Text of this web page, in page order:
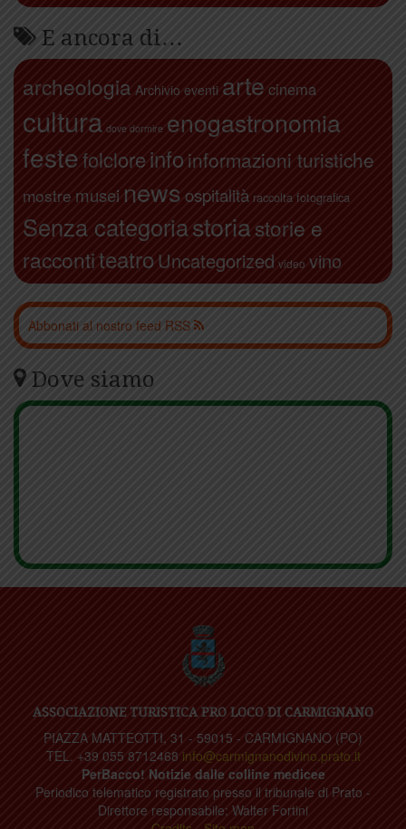
E ancora di…
archeologia Archivio eventi arte cinema
cultura dove dormire enogastronomia
festefolcloreinfo informazioni turistiche
mostre musei news ospitalità raccolta fotografica
Senza categoriastoriastorie e
raccontiteatro Uncategorized video vino
Abbonati al nostro feed RSS
Dove siamo
ASSOCIAZIONE TURISTICA PRO LOCO DI CARMIGNANO
PIAZZA MATTEOTTI, 31 - 59015 - CARMIGNANO (PO)
TEL. +39 055 8712468 info@carmignanodivino.prato.it
PerBacco! Notizie dalle colline medicee
Periodico telematico registrato presso il tribunale di Prato -
Direttore responsabile: Walter Fortini